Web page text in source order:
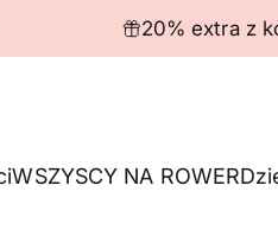
20% extra z
WSZYSCY NA ROWER